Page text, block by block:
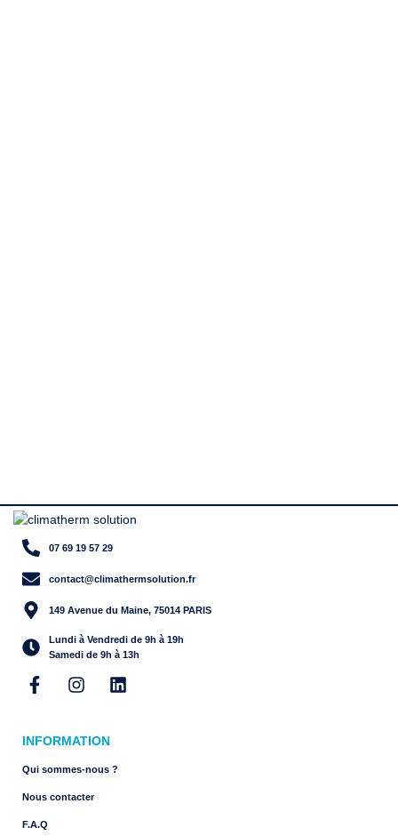
07 69 19 57 29
contact@climathermsolution.fr
149 Avenue du Maine, 75014 PARIS
Lundi à Vendredi de 9h à 19h
Samedi de 9h à 13h
INFORMATION
Qui sommes-nous ?
Nous contacter
F.A.Q